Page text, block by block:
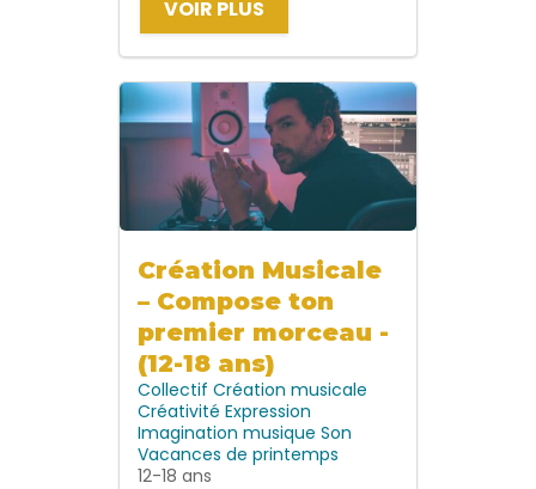
VOIR PLUS
Création Musicale
– Compose ton
premier morceau -
(12-18 ans)
Collectif Création musicale
Créativité Expression
Imagination musique Son
Vacances de printemps
12-18 ans